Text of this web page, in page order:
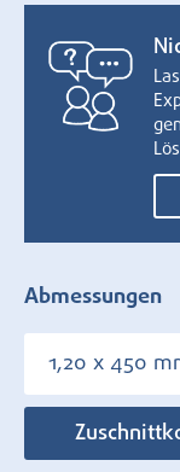
Abmessungen
1,20 x 450